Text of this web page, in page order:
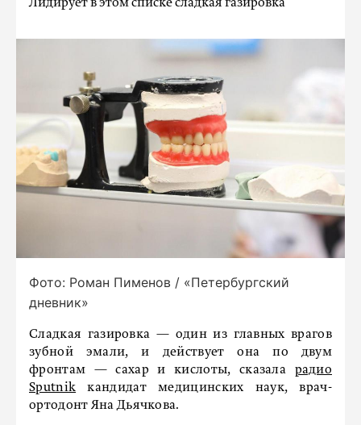
Лидирует в этом списке сладкая газировка
Фото: Роман Пименов / «Петербургский
дневник»
Сладкая газировка — один из главных врагов
зубной эмали, и действует она по двум
фронтам — сахар и кислоты, сказала радио
Sputnik кандидат медицинских наук, врач-
ортодонт Яна Дьячкова.